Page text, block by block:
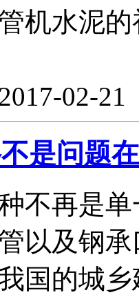
机水泥
02-
是问题
不再是
以及钢
国的城